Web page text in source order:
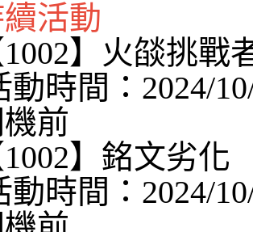
活動
1002】火燄挑戰
動時間：2024/
機前
1002】銘文劣化
動時間：2024/